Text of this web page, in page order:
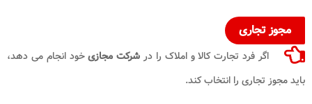
مجوز تجاری
اگر فرد تجارت کالا و املاک را در شرکت مجازیخود انجام می دهد،
باید مجوز تجاری را انتخاب کند.